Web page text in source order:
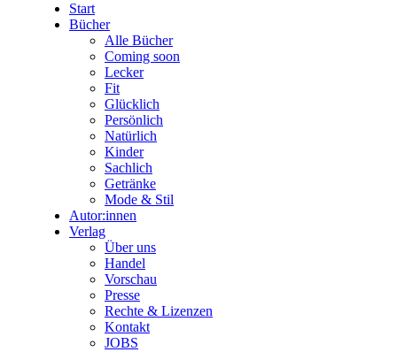
Start
Bücher
Alle Bücher
Coming soon
Lecker
Fit
Glücklich
Persönlich
Natürlich
Kinder
Sachlich
Getränke
Mode & Stil
Autor:innen
Verlag
Über uns
Handel
Vorschau
Presse
Rechte & Lizenzen
Kontakt
JOBS